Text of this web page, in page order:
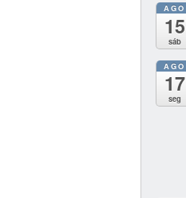
AGO
15
sáb
AGO
17
seg